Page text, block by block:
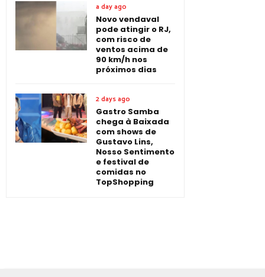
a day ago
Novo vendaval
pode atingir o RJ,
com risco de
ventos acima de
90 km/h nos
próximos dias
2 days ago
Gastro Samba
chega à Baixada
com shows de
Gustavo Lins,
Nosso Sentimento
e festival de
comidas no
TopShopping